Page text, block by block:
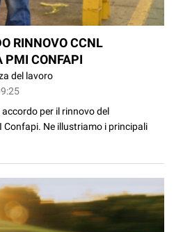
RINNOVO CCNL
PMI CONFAPI
del lavoro
per il rinnovo del
Confapi. Ne illustriamo i principali